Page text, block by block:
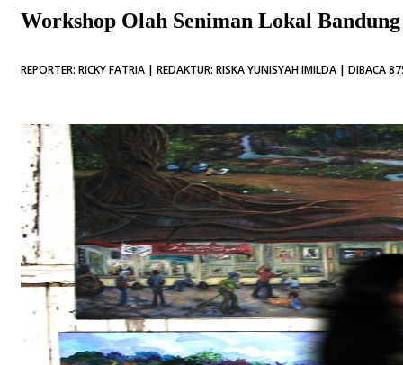
Workshop Olah Seniman Lokal Bandung
REPORTER: RICKY FATRIA | REDAKTUR: RISKA YUNISYAH IMILDA | DIBACA